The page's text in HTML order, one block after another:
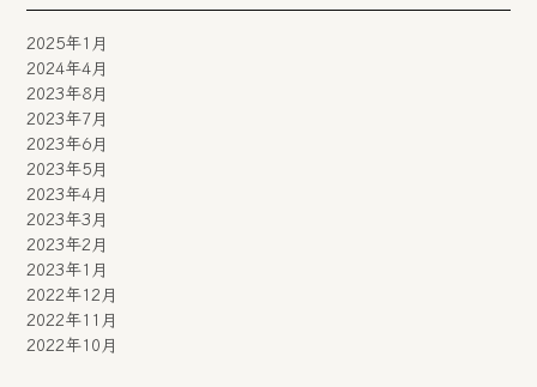
2025年1月
2024年4月
2023年8月
2023年7月
2023年6月
2023年5月
2023年4月
2023年3月
2023年2月
2023年1月
2022年12月
2022年11月
2022年10月